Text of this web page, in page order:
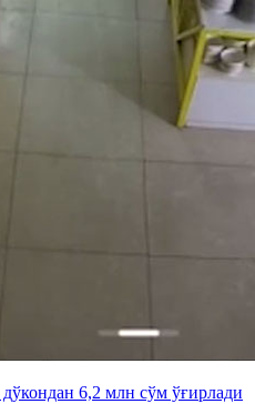
6,2 млн сўм ўғирлади